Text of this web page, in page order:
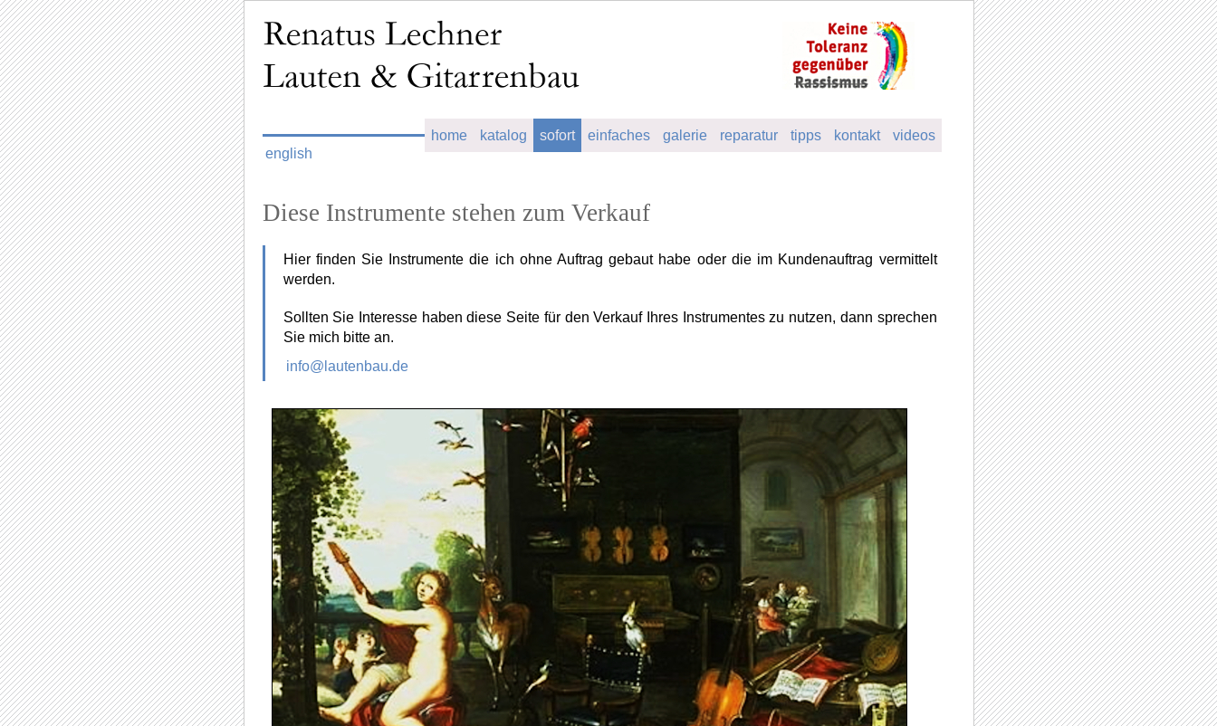
videos
kontakt
tipps
reparatur
galerie
einfaches
sofort
katalog
home
english
Diese Instrumente stehen zum Verkauf
Hier finden Sie Instrumente die ich ohne Auftrag gebaut habe oder die im Kundenauftrag vermittelt
werden.
Sollten Sie Interesse haben diese Seite für den Verkauf Ihres Instrumentes zu nutzen, dann sprechen
Sie mich bitte an.
info@lautenbau.de